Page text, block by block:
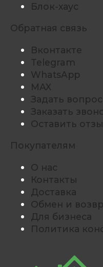
Блок-хаус
Обратная связь
Вконтакте
Telegram
WhatsApp
MAX
Задать вопрос
Заказать
Оставить
Покупателям
О нас
Контакты
Доставка
Обмен и
Для бизнеса
Политика